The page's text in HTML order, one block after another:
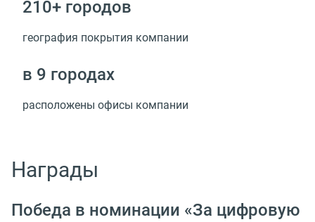
210+ городов
география покрытия компании
в 9 городах
расположены офисы компании
Награды
Победа в номинации «За цифровую